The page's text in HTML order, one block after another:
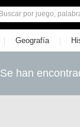
| Geografía |
Se han